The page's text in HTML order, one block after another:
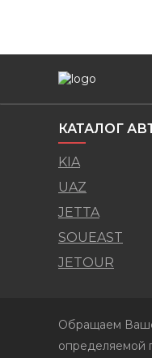
КАТАЛОГ
KIA
UAZ
JETTA
SOUEAST
JETOUR
Обращаем Ваше
определяемой